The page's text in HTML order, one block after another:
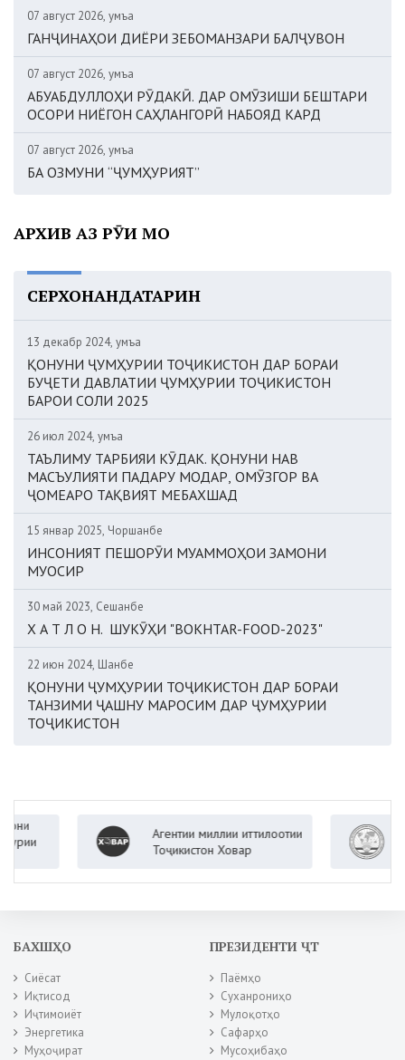
07 август 2026, Ҷумъа
ГАНҶИНАҲОИ ДИЁРИ ЗЕБОМАНЗАРИ БАЛҶУВОН
07 август 2026, Ҷумъа
АБУАБДУЛЛОҲИ РӮДАКӢ. ДАР ОМӮЗИШИ БЕШТАРИ
ОСОРИ НИЁГОН САҲЛАНГОРӢ НАБОЯД КАРД
07 август 2026, Ҷумъа
БА ОЗМУНИ “ҶУМҲУРИЯТ”
АРХИВ АЗ РӮИ МОҲ
СЕРХОНАНДАТАРИН
13 декабр 2024, Ҷумъа
ҚОНУНИ ҶУМҲУРИИ ТОҶИКИСТОН ДАР БОРАИ
БУҶЕТИ ДАВЛАТИИ ҶУМҲУРИИ ТОҶИКИСТОН
БАРОИ СОЛИ 2025
26 июл 2024, Ҷумъа
ТАЪЛИМУ ТАРБИЯИ КӮДАК. ҚОНУНИ НАВ
МАСЪУЛИЯТИ ПАДАРУ МОДАР, ОМӮЗГОР ВА
ҶОМЕАРО ТАҚВИЯТ МЕБАХШАД
15 январ 2025, Чоршанбе
ИНСОНИЯТ ПЕШОРӮИ МУАММОҲОИ ЗАМОНИ
МУОСИР
30 май 2023, Сешанбе
Х А Т Л О Н. ШУКӮҲИ "BOKHTAR-FOOD-2023"
22 июн 2024, Шанбе
ҚОНУНИ ҶУМҲУРИИ ТОҶИКИСТОН ДАР БОРАИ
ТАНЗИМИ ҶАШНУ МАРОСИМ ДАР ҶУМҲУРИИ
ТОҶИКИСТОН
Агентии миллии иттилоотии
Тоҷикистон Ховар
БАХШҲО
Сиёсат
Иқтисод
Иҷтимоиёт
Энергетика
Муҳоҷират
ПРЕЗИДЕНТИ ҶТ
Паёмҳо
Суханрониҳо
Мулоқотҳо
Сафарҳо
Мусоҳибаҳо